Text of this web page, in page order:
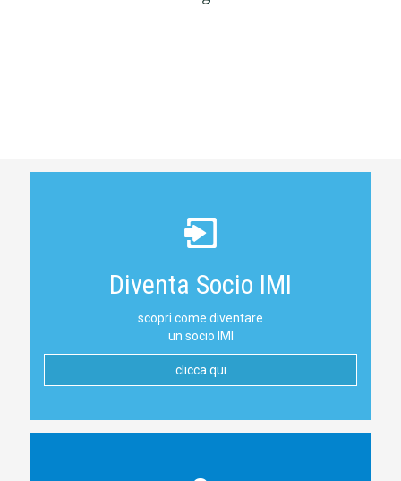
Diventa Socio IMI
scopri come diventare
un socio IMI
clicca qui